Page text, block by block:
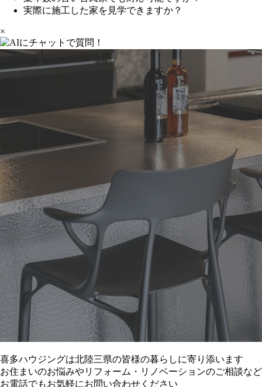
実際に施工した家を見学できますか？
×
喜多ハウジングは北陸三県の皆様の暮らしに寄り添います
お住まいのお悩みやリフォーム・リノベーションのご相談など
お電話でもお気軽にお問い合わせください